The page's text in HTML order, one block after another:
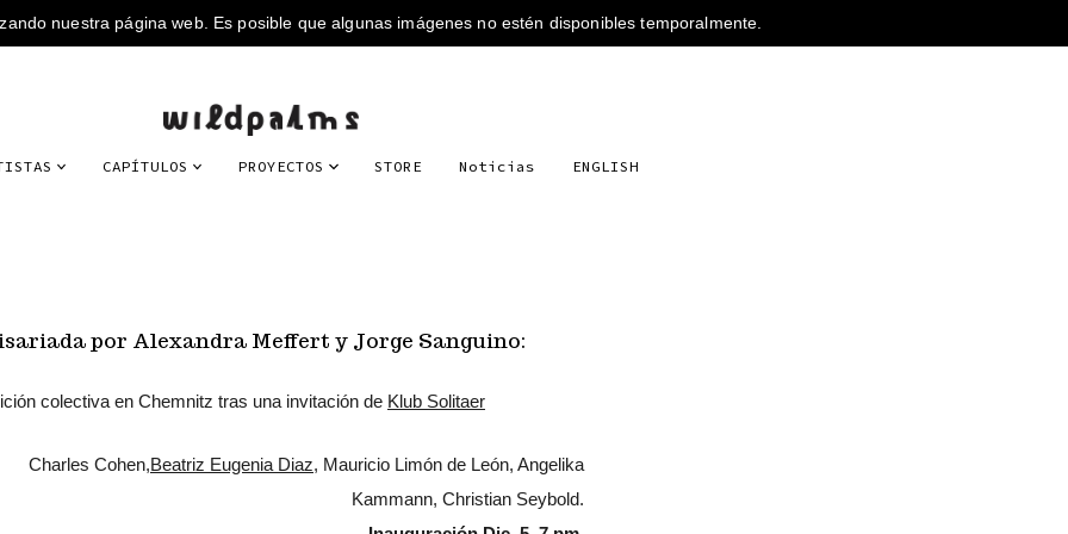
CAPÍTULOS PROYECTOS STORE Noticias ENGLISH
por Alexandra Meffert y Jorge Sanguino:
colectiva en Chemnitz tras una invitación de Klub Solitaer
Charles Cohen,Beatriz Eugenia Diaz, Mauricio Limón de León, Angelika
Kammann, Christian Seybold.